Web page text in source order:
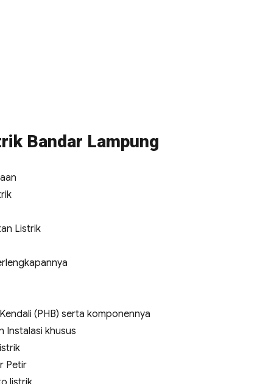
Bandar Lampung
Listrik
(PHB) serta komponennya
Instalasi khusus
Petir